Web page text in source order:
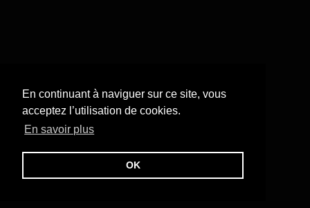
En continuant à naviguer sur ce site, vous
acceptez l’utilisation de cookies.
En savoir plus
OK